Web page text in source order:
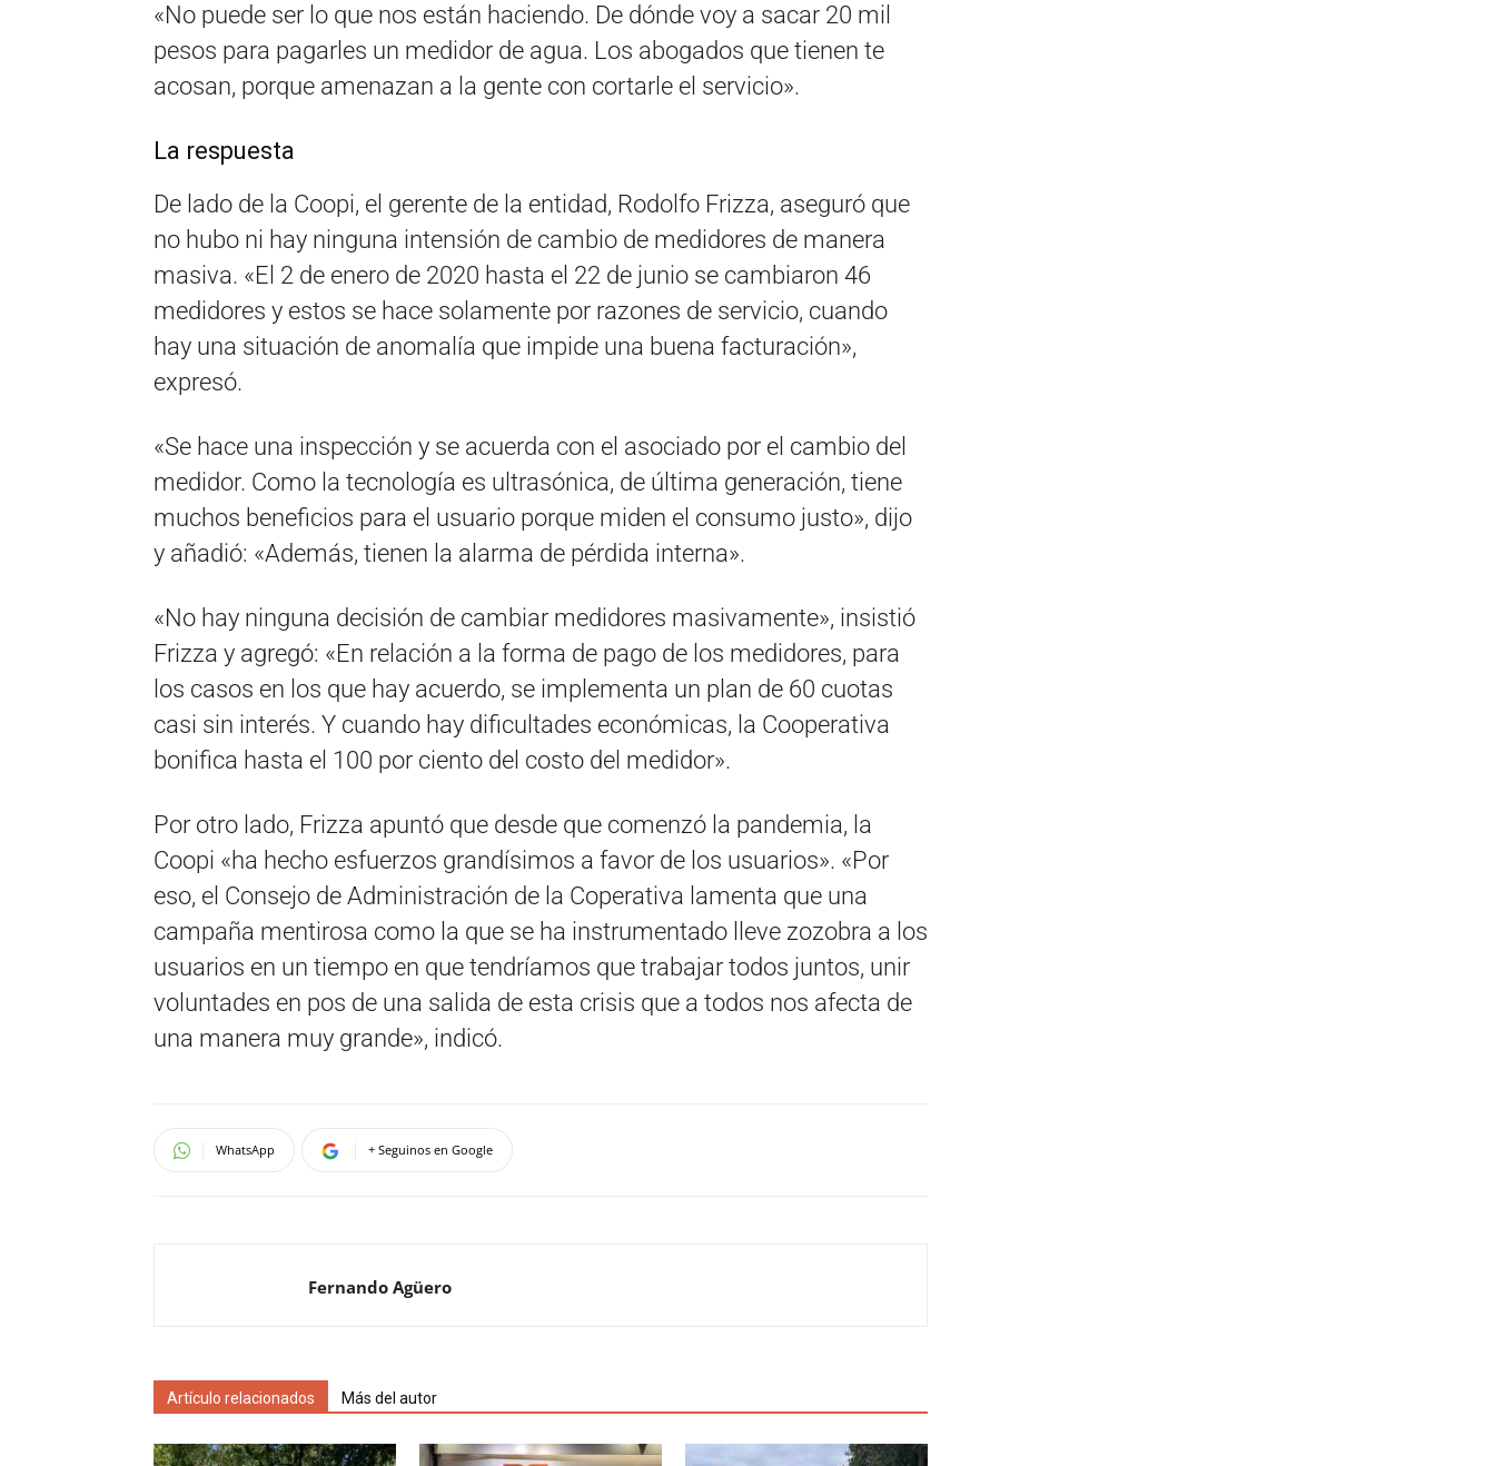
«No puede ser lo que nos están haciendo. De dónde voy a sacar 20 mil
pesos para pagarles un medidor de agua. Los abogados que tienen te
acosan, porque amenazan a la gente con cortarle el servicio».
La respuesta
De lado de la Coopi, el gerente de la entidad, Rodolfo Frizza, aseguró que
no hubo ni hay ninguna intensión de cambio de medidores de manera
masiva. «El 2 de enero de 2020 hasta el 22 de junio se cambiaron 46
medidores y estos se hace solamente por razones de servicio, cuando
hay una situación de anomalía que impide una buena facturación»,
expresó.
«Se hace una inspección y se acuerda con el asociado por el cambio del
medidor. Como la tecnología es ultrasónica, de última generación, tiene
muchos beneficios para el usuario porque miden el consumo justo», dijo
y añadió: «Además, tienen la alarma de pérdida interna».
«No hay ninguna decisión de cambiar medidores masivamente», insistió
Frizza y agregó: «En relación a la forma de pago de los medidores, para
los casos en los que hay acuerdo, se implementa un plan de 60 cuotas
casi sin interés. Y cuando hay dificultades económicas, la Cooperativa
bonifica hasta el 100 por ciento del costo del medidor».
Por otro lado, Frizza apuntó que desde que comenzó la pandemia, la
Coopi «ha hecho esfuerzos grandísimos a favor de los usuarios». «Por
eso, el Consejo de Administración de la Coperativa lamenta que una
campaña mentirosa como la que se ha instrumentado lleve zozobra a los
usuarios en un tiempo en que tendríamos que trabajar todos juntos, unir
voluntades en pos de una salida de esta crisis que a todos nos afecta de
una manera muy grande», indicó.
WhatsApp + Seguinos en Google
Fernando Agüero
Artículo relacionados Más del autor